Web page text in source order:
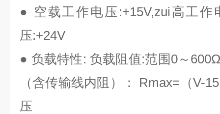
● 空载工作电压:+15V,zui高工作
压:+24V
● 负载特性: 负载阻值:范围0～
（含传输线内阻）： Rmax=（V-
压